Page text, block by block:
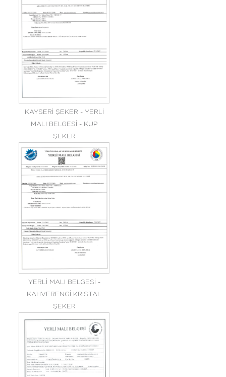
KAYSERİ ŞEKER - YERLİ
MALI BELGESİ - KÜP
ŞEKER
YERLİ MALI BELGESİ -
KAHVERENGİ KRİSTAL
ŞEKER